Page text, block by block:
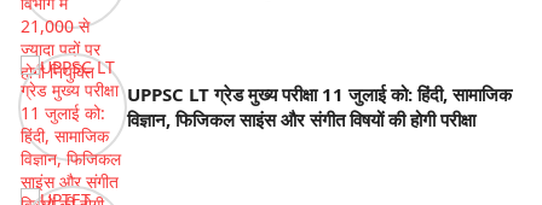
UPPSC LT ग्रेड मुख्य परीक्षा 11 जुलाई को: हिंदी, सामाजिक
विज्ञान, फिजिकल साइंस और संगीत विषयों की होगी परीक्षा